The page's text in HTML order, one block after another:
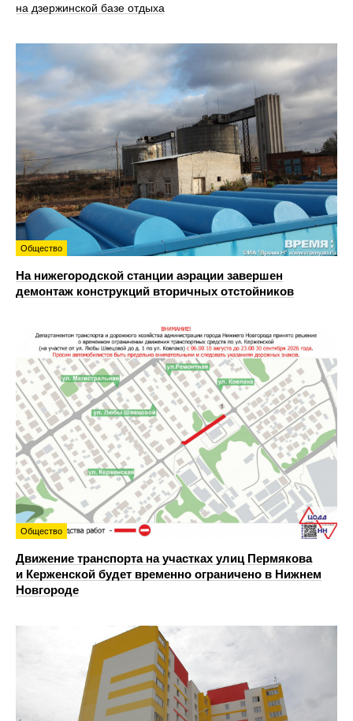
на дзержинской базе отдыха
Общество
На нижегородской станции аэрации завершен
демонтаж конструкций вторичных отстойников
Общество
Движение транспорта на участках улиц Пермякова
и Керженской будет временно ограничено в Нижнем
Новгороде